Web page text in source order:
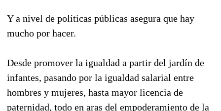
Y a nivel de políticas públicas asegura que hay
mucho por hacer.
Desde promover la igualdad a partir del jardín de
infantes, pasando por la igualdad salarial entre
hombres y mujeres, hasta mayor licencia de
paternidad, todo en aras del empoderamiento de la